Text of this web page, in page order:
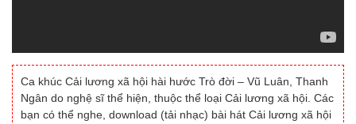
Ca khúc Cải lương xã hội hài hước Trò đời – Vũ Luân, Thanh
Ngân do nghệ sĩ thể hiện, thuộc thể loại Cải lương xã hội. Các
bạn có thể nghe, download (tải nhạc) bài hát Cải lương xã hội